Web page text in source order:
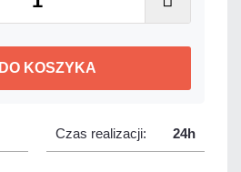
Czas realizacji: 24h
DO KOSZYKA